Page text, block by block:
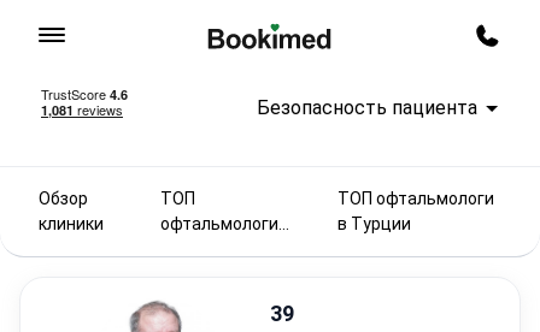
Безопасность пациента
Обзор
клиники
ТОП
офтальмологи
ТОП офтальмологи
в Турции
39